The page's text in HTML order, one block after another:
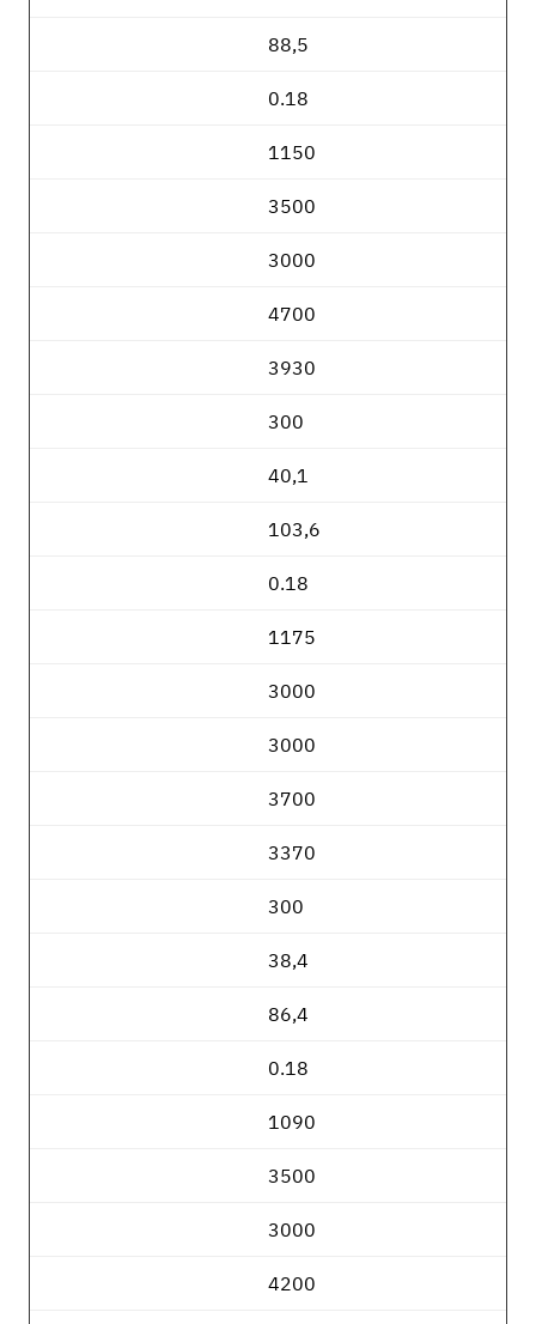
88,5
0.18
1150
3500
3000
4700
3930
300
40,1
103,6
0.18
1175
3000
3000
3700
3370
300
38,4
86,4
0.18
1090
3500
3000
4200